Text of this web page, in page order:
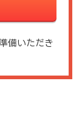
備いただき